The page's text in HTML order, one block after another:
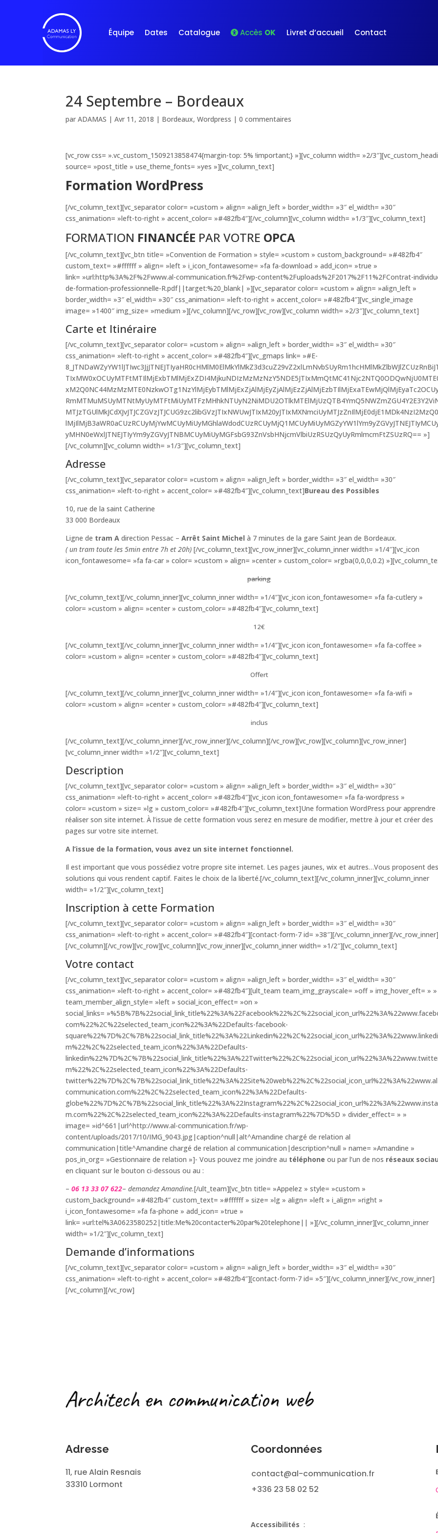
Équipe Dates Catalogue Accès OK Livret d’accueil Contact
24 Septembre – Bordeaux
parADAMAS |Avr 11, 2018 | Bordeaux,Wordpress |0 commentaires
[vc_row css= ».vc_custom_1509213858474{margin-top: 5% !important;} »][vc_column width= »2/
source= »post_title » use_theme_fonts= »yes »][vc_column_text]
Formation WordPress
[/vc_column_text][vc_separator color= »custom » align= »align_left » border_width= »3″ el_width= »30″
css_animation= »left-to-right » accent_color= »#482fb4″][/vc_column][vc_column width= »1/3″][vc_column_text]
FORMATION FINANCÉE PAR VOTRE OPCA
[/vc_column_text][vc_btn title= »Convention de Formation » style= »custom » custom_background= »#482fb4″
custom_text= »#ffffff » align= »left » i_icon_fontawesome= »fa fa-download » add_icon= »true »
link= »url:http%3A%2F%2Fwww.al-communication.fr%2Fwp-content%2Fuploads%2F2017%2F11%2FContrat-
de-formation-professionnelle-R.pdf||target:%20_blank| »][vc_separator color= »custom » align= »align_left »
border_width= »3″ el_width= »30″ css_animation= »left-to-right » accent_color= »#482fb4″][vc_single_image
image= »1400″ img_size= »medium »][/vc_column][/vc_row][vc_row][vc_column width= »2/3″][vc_column_text]
Carte et Itinéraire
[/vc_column_text][vc_separator color= »custom » align= »align_left » border_width= »3″ el_width= »30″
css_animation= »left-to-right » accent_color= »#482fb4″][vc_gmaps link= »#E-
yMHN0eWxlJTNEJTIyYm9yZGVyJTNBMCUyMiUyMGFsbG93ZnVsbHNjcmVlbiUzRSUzQyUyRmlmcmFtZSUzRQ== »]
[/vc_column][vc_column width= »1/3″][vc_column_text]
Adresse
[/vc_column_text][vc_separator color= »custom » align= »align_left » border_width= »3″ el_width= »30″
css_animation= »left-to-right » accent_color= »#482fb4″][vc_column_text]Bureau des Possibles
10, rue de la saint Catherine
33 000 Bordeaux
Ligne de tram A direction Pessac – Arrêt Saint Michelà 7 minutes de la gare Saint Jean de Bordeaux.
( un tram toute les 5min entre 7h et 20h)[/vc_column_text][vc_row_inner][vc_column_inner width= »1/4″][vc_icon
icon_fontawesome= »fa fa-car » color= »custom » align= »center » custom_color= »rgba(0,0,0,0.2)
parking
[/vc_column_text][/vc_column_inner][vc_column_inner width= »1/4″][vc_icon icon_fontawesome= »fa fa-cutlery »
color= »custom » align= »center » custom_color= »#482fb4″][vc_column_text]
12€
[/vc_column_text][/vc_column_inner][vc_column_inner width= »1/4″][vc_icon icon_fontawesome= »fa fa-coffee »
color= »custom » align= »center » custom_color= »#482fb4″][vc_column_text]
Offert
[/vc_column_text][/vc_column_inner][vc_column_inner width= »1/4″][vc_icon icon_fontawesome= »fa fa-wifi »
color= »custom » align= »center » custom_color= »#482fb4″][vc_column_text]
inclus
[/vc_column_text][/vc_column_inner][/vc_row_inner][/vc_column][/vc_row][vc_row][vc_column][vc_row_inner]
[vc_column_inner width= »1/2″][vc_column_text]
Description
[/vc_column_text][vc_separator color= »custom » align= »align_left » border_width= »3″ el_width= »30″
css_animation= »left-to-right » accent_color= »#482fb4″][vc_icon icon_fontawesome= »fa fa-wordpress »
color= »custom » size= »lg » custom_color= »#482fb4″][vc_column_text]Une formation WordPress pour apprendre
réaliser son site internet. À l’issue de cette formation vous serez en mesure de modifier, mettre à jour et créer des
pages sur votre site internet.
A l’issue de la formation, vous avez un site internet fonctionnel.
Il est important que vous possédiez votre propre site internet. Les pages jaunes, wix et autres…Vous proposent
solutions qui vous rendent captif. Faites le choix de la liberté.[/vc_column_text][/vc_column_inner][vc_column_inner
width= »1/2″][vc_column_text]
Inscription à cette Formation
[/vc_column_text][vc_separator color= »custom » align= »align_left » border_width= »3″ el_width= »30″
css_animation= »left-to-right » accent_color= »#482fb4″][contact-form-7 id= »38″][/vc_column_inner][/
[/vc_column][/vc_row][vc_row][vc_column][vc_row_inner][vc_column_inner width= »1/2″][vc_column_text]
Votre contact
[/vc_column_text][vc_separator color= »custom » align= »align_left » border_width= »3″ el_width= »30″
css_animation= »left-to-right » accent_color= »#482fb4″][ult_team team_img_grayscale= »off » img_hover_eft= » »
team_member_align_style= »left » social_icon_effect= »on »
social_links=
com%22%2C%22selected_team_icon%22%3A%22Defaults-facebook-
m%22%2C%22selected_team_icon%22%3A%22Defaults-
m%22%2C%22selected_team_icon%22%3A%22Defaults-
communication.com%22%2C%22selected_team_icon%22%3A%22Defaults-
m.com%22%2C%22selected_team_icon%22%3A%22Defaults-instagram%22%7D%5D » divider_effect= » »
image= »id^661|url^http://www.al-communication.fr/wp-
content/uploads/2017/10/IMG_9043.jpg|caption^null|alt^Amandine chargé de relation al
communication|title^Amandine chargé de relation al communication|description^null » name= »Amandine »
pos_in_org= »Gestionnaire de relation »]- Vous pouvez me joindre au téléphone ou par l’un de nos réseaux
en cliquant sur le bouton ci-dessous ou au :
–06 13 33 07 622–demandez Amandine.[/ult_team][vc_btn title= »Appelez » style= »custom »
custom_background= »#482fb4″ custom_text= »#ffffff » size= »lg » align= »left » i_align= »right »
i_icon_fontawesome= »fa fa-phone » add_icon= »true »
link= »url:tel%3A0623580252|title:Me%20contacter%20par%20telephone|| »][/vc_column_inner][vc_column_inner
width= »1/2″][vc_column_text]
Demande d’informations
[/vc_column_text][vc_separator color= »custom » align= »align_left » border_width= »3″ el_width= »30″
css_animation= »left-to-right » accent_color= »#482fb4″][contact-form-7 id= »5″][/vc_column_inner][/vc_row_inner]
[/vc_column][/vc_row]
Adresse
11, rue Alain Resnais
33310 Lormont
Coordonnées
contact@al-communication.fr
+336 23 58 02 52
Accessibilités :